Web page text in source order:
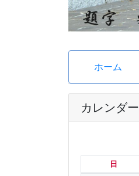
ホーム
カレンダー
日